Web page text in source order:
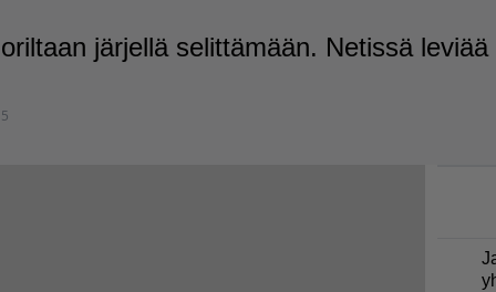
järjellä selittämään. Netissä